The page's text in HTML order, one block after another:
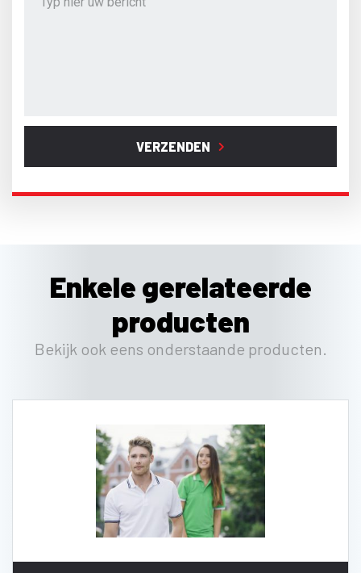
VERZENDEN
Enkele gerelateerde
producten
Bekijk ook eens onderstaande producten.